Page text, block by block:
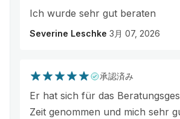
Ich wurde sehr gut beraten
Severine Leschke 3月 07, 2026
承認済み
Er hat sich für das
Zeit genommen und mich sehr